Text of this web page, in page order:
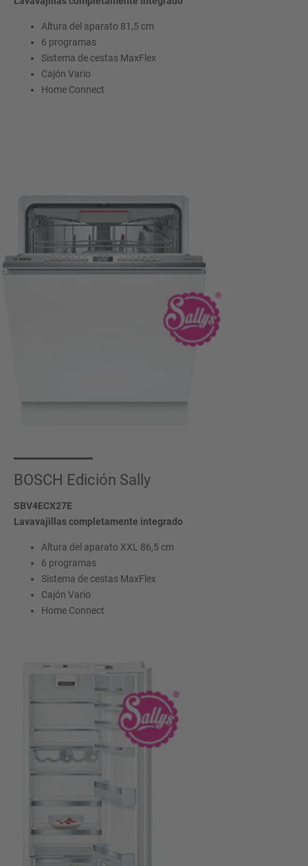
Altura del aparato 81,5 cm
6 programas
Sistema de cestas MaxFlex
Cajón Vario
Home Connect
BOSCH Edición Sally
SBV4ECX27E
Lavavajillas completamente integrado
Altura del aparato XXL 86,5 cm
6 programas
Sistema de cestas MaxFlex
Cajón Vario
Home Connect